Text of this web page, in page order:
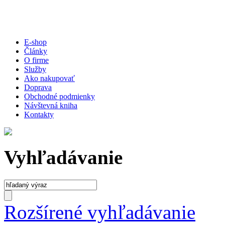
E-shop
Články
O firme
Služby
Ako nakupovať
Doprava
Obchodné podmienky
Návštevná kniha
Kontakty
Vyhľadávanie
Rozšírené vyhľadávanie